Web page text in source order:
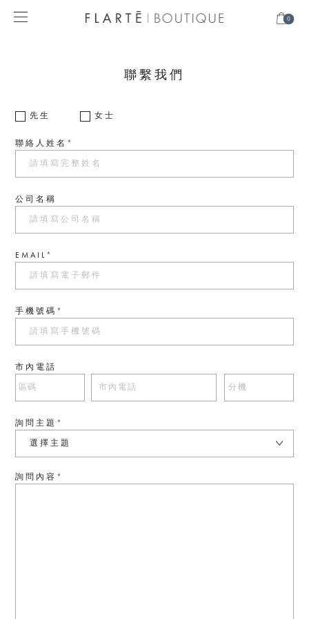
0
聯繫我們
先生 女士
聯絡人姓名 *
公司名稱
EMAIL *
手機號碼 *
市內電話
詢問主題 *
選擇主題
詢問內容 *